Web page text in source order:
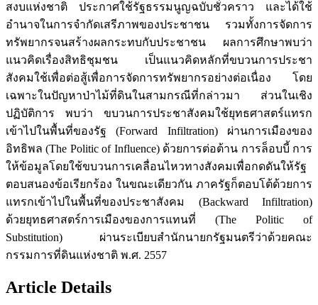
สงบแห่งชาติ ประกาศใช้รัฐธรรมนูญฉบับชั่วคราว และได้ใช้
อำนาจในการจำกัดเสรีภาพของประชาชน รวมทั้งการจัดการ
ทรัพยากรจนสร้างผลกระทบกับประชาชน ผลการศึกษาพบว่า
แนวคิดเรื่องสิทธิชุมชน เป็นแนวคิดหลักที่ขบวนการประชา
สังคมใช้เพื่อต่อสู้เพื่อการจัดการทรัพยากรอย่างต่อเนื่อง โดย
เฉพาะในปัญหาป่าไม้ที่ดินในสามกรณีที่กล่าวมา ส่วนในเชิง
ปฏิบัติการ พบว่า ขบวนการประชาสังคมใช้ยุทธศาสตร์แทรก
เข้าไปในพื้นที่ของรัฐ (Forward Infiltration) ผ่านการเมืองของ
อิทธิพล (The Politic of Influence) ด้วยการต่อต้าน การล็อบบี้ การ
ให้ข้อมูลโดยใช้ขบวนการเคลื่อนไหวทางสังคมเพื่อกดดันให้รัฐ
ตอบสนองข้อเรียกร้อง ในขณะเดียวกัน ภาครัฐก็ตอบโต้ด้วยการ
แทรกเข้าไปในพื้นที่ของประชาสังคม (Backward Infiltration)
ด้วยยุทธศาสตร์การเมืองของการแทนที่ (The Politic of
Substitution) ผ่านระเบียบสำนักนายกรัฐมนตรีว่าด้วยคณะ
กรรมการที่ดินแห่งชาติ พ.ศ. 2557
Article Details